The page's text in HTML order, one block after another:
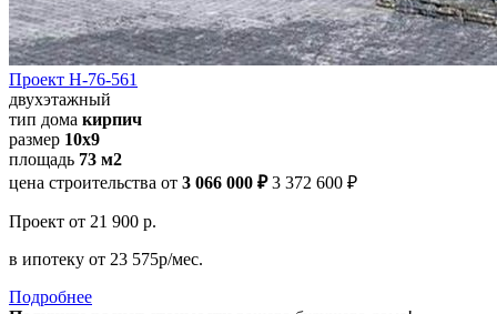
Проект Н-76-561
двухэтажный
тип дома кирпич
размер 10х9
площадь 73 м2
цена строительства от 3 066 000 ₽ 3 372 600 ₽
Проект от 21 900 р.
в ипотеку от 23 575р/мес.
Подробнее